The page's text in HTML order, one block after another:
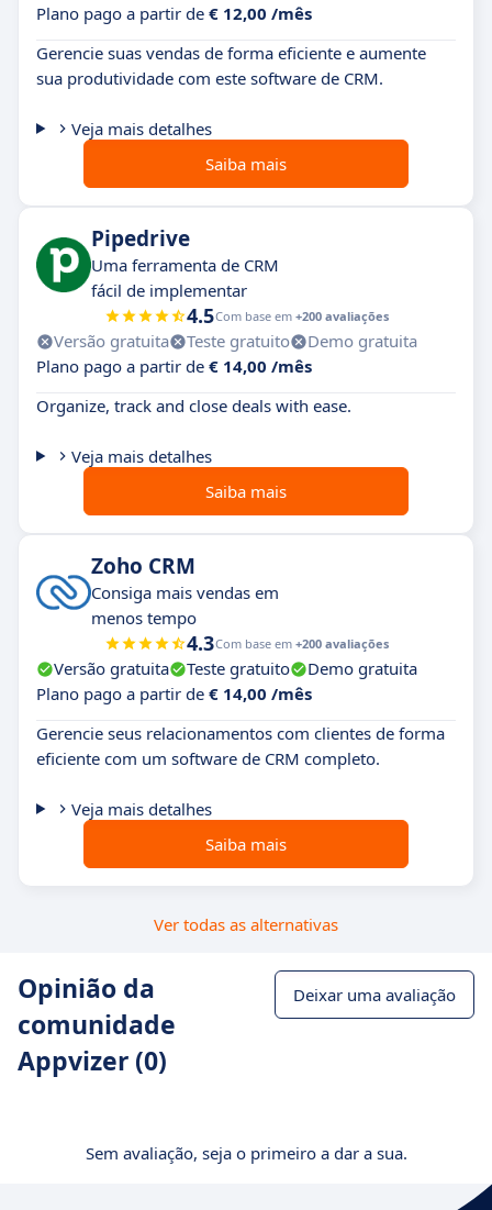
Plano pago a partir de € 12,00 /mês
Gerencie suas vendas de forma eficiente e aumente
sua produtividade com este software de CRM.
Veja mais detalhes
Saiba mais
Pipedrive
Uma ferramenta de CRM
fácil de implementar
4.5Com base em +200 avaliações
Versão gratuita Teste gratuito
Demo gratuita
Plano pago a partir de € 14,00 /mês
Organize, track and close deals with ease.
Veja mais detalhes
Saiba mais
Zoho CRM
Consiga mais vendas em
menos tempo
4.3Com base em +200 avaliações
Versão gratuita Teste gratuito
Demo gratuita
Plano pago a partir de € 14,00 /mês
Gerencie seus relacionamentos com clientes de forma
eficiente com um software de CRM completo.
Veja mais detalhes
Saiba mais
Ver todas as alternativas
Opinião da
comunidade
Appvizer (0)
Deixar uma avaliação
Sem avaliação, seja o primeiro a dar a sua.